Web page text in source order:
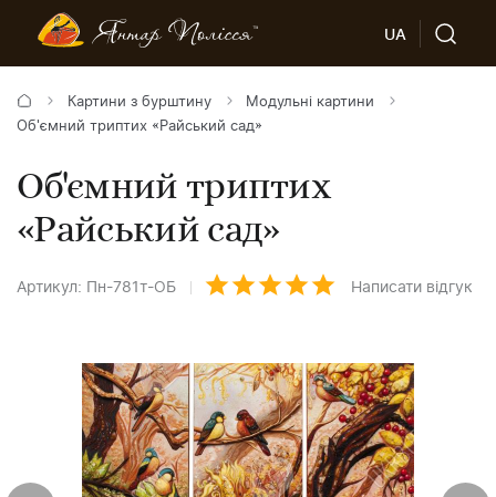
UA
Картини з бурштину
Модульні картини
Об'ємний триптих «Райський сад»
Об'ємний триптих
«Райський сад»
Артикул: Пн-781т-ОБ Написати відгук